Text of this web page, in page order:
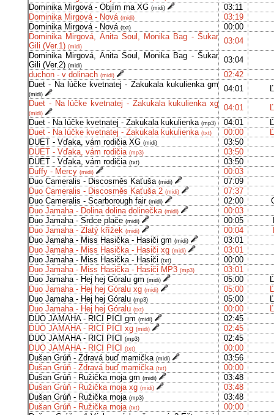
Dominika Mirgová - Objím ma XG (midi)
03:11
Dominika Mirgová - Nová (midi)
03:19
Dominika Mirgová - Nová (txt)
00:00
Dominika Mirgová, Anita Soul, Monika Bag - Šukar
Gili (Ver.1) (midi)
03:04
Dominika Mirgová, Anita Soul, Monika Bag - Šukar
Gili (Ver.2) (midi)
03:04
duchon - v dolinach (midi)
02:42
Duet - Na lúčke kvetnatej - Zakukala kukulienka gm
(midi)
04:01
Duet - Na lúčke kvetnatej - Zakukala kukulienka xg
(midi)
04:01
Duet - Na lúčke kvetnatej - Zakukala kukulienka (mp3) 04:01
Duet - Na lúčke kvetnatej - Zakukala kukulienka (txt) 00:00
DUET - Vďaka, vám rodičia XG (midi)
03:50
DUET - Vďaka, vám rodičia (mp3)
03:50
DUET - Vďaka, vám rodičia (txt)
03:50
Duffy - Mercy (midi)
00:03
Duo Cameralis - Discosměs Kaťuša (midi)
07:09
Duo Cameralis - Discosměs Kaťuša 2 (midi)
07:37
Duo Cameralis - Scarborough fair (midi) 02:00
Duo Jamaha - Dolina dolina dolinečka (midi) 00:03
Duo Jamaha - Srdce plače (midi) 00:05
Duo Jamaha - Zlatý křížek (midi) 00:04
Duo Jamaha - Miss Hasička - Hasiči gm (midi)
03:01
Duo Jamaha - Miss Hasička - Hasiči xg (midi)
03:01
Duo Jamaha - Miss Hasička - Hasiči (txt)
00:00
Duo Jamaha - Miss Hasička - Hasiči MP3 (mp3)
03:01
Duo Jamaha - Hej hej Góralu gm (midi) 05:00
Duo Jamaha - Hej hej Góralu xg (midi) 05:00
Duo Jamaha - Hej hej Góralu (mp3) 05:00
Duo Jamaha - Hej hej Góralu (txt) 00:00
DUO JAMAHA - RICI PICI gm (midi)
02:45
DUO JAMAHA - RICI PICI xg (midi)
02:45
DUO JAMAHA - RICI PICI
(mp3)
02:45
DUO JAMAHA - RICI PICI
(txt)
00:00
Dušan Grúň - Zdravá buď mamička (midi)
03:56
Dušan Grúň - Zdravá buď mamička (txt)
00:00
Dušan Grúň - Ružička moja gm (midi)
03:48
Dušan Grúň - Ružička moja xg (midi)
03:48
Dušan Grúň - Ružička moja (mp3)
03:48
Dušan Grúň - Ružička moja (txt)
00:00